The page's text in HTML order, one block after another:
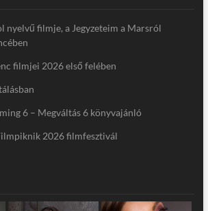
nyelvű filmje, a Jegyzeteim a Marsról
filmjei 2026 első felében
6 – Megváltás 6 könyvajánló
2026 filmfesztivál